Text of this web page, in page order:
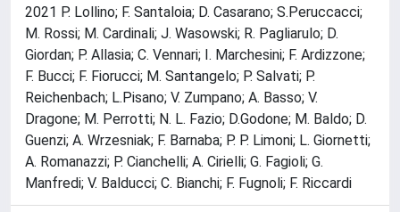
2021 P. Lollino; F. Santaloia; D. Casarano; S.Peruccacci;
M. Rossi; M. Cardinali; J. Wasowski; R. Pagliarulo; D.
Giordan; P. Allasia; C. Vennari; I. Marchesini; F. Ardizzone;
F. Bucci; F. Fiorucci; M. Santangelo; P. Salvati; P.
Reichenbach; L.Pisano; V. Zumpano; A. Basso; V.
Dragone; M. Perrotti; N. L. Fazio; D.Godone; M. Baldo; D.
Guenzi; A. Wrzesniak; F. Barnaba; P. P. Limoni; L. Giornetti;
A. Romanazzi; P. Cianchelli; A. Cirielli; G. Fagioli; G.
Manfredi; V. Balducci; C. Bianchi; F. Fugnoli; F. Riccardi